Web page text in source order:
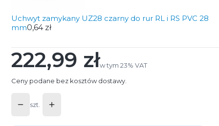
Uchwyt zamykany UZ28 czarny do rur RL i RS PVC 28
mm0,64 zł
Cena
222,99 złw tym 23% VAT
w tym 23% VAT
Ceny podane bez kosztów dostawy.
szt.